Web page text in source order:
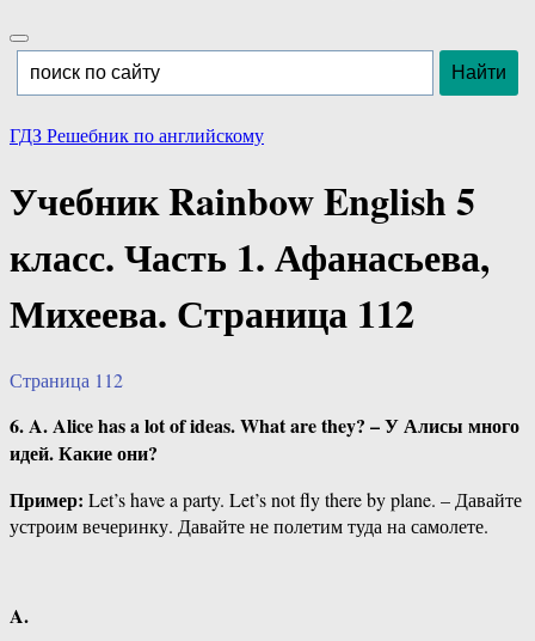
ГДЗ Решебник по английскому
Учебник Rainbow English 5
класс. Часть 1. Афанасьева,
Михеева. Страница 112
Страница 112
6. A. Alice has a lot of ideas. What are they? – У Алисы много
идей. Какие они?
Пример: Let’s have a party. Let’s not fly there by plane. – Давайте
устроим вечеринку. Давайте не полетим туда на самолете.
A.